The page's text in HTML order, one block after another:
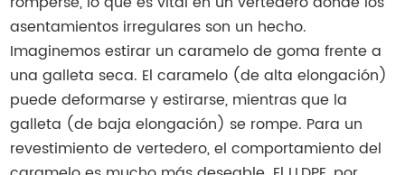
asentamientos irregulares son un hecho.
Imaginemos estirar un caramelo de goma frente a
una galleta seca. El caramelo (de alta elongación)
puede deformarse y estirarse, mientras que la
galleta (de baja elongación) se rompe. Para un
revestimiento de vertedero, el comportamiento del